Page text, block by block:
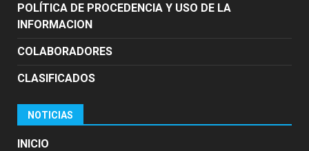
POLÍTICA DE PROCEDENCIA Y USO DE LA
INFORMACION
COLABORADORES
CLASIFICADOS
NOTICIAS
INICIO